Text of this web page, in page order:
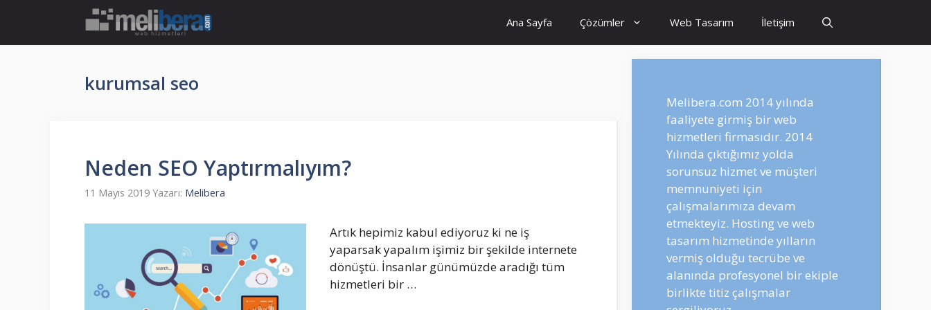
Ana Sayfa Çözümler Web Tasarım İletişim
kurumsal seo
Neden SEO Yaptırmalıyım?
11 Mayıs 2019 Yazarı: Melibera
Artık hepimiz kabul ediyoruz ki ne iş
yaparsak yapalım işimiz bir şekilde internete
dönüştü. İnsanlar günümüzde aradığı tüm
hizmetleri bir …
Melibera.com 2014 yılında
faaliyete girmiş bir web
hizmetleri firmasıdır. 2014
Yılında çıktığımız yolda
sorunsuz hizmet ve müşteri
memnuniyeti için
çalışmalarımıza devam
etmekteyiz. Hosting ve web
tasarım hizmetinde yılların
vermiş olduğu tecrübe ve
alanında profesyonel bir ekiple
birlikte titiz çalışmalar